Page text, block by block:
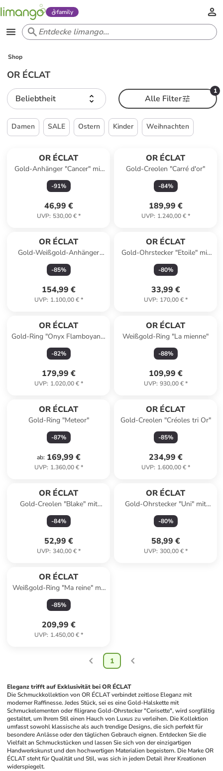
family
Shop
OR ÉCLAT
Beliebtheit
1
Alle Filter
Damen SALE Ostern Kinder Weihnachten
OR ÉCLAT
Gold-Anhänger "Cancer" mit
Edelsteinen
-91%
46,99 €
UVP: 530,00 €*
OR ÉCLAT
Gold-Creolen "Carré d'or"
-84%
189,99 €
UVP: 1.240,00 €*
OR ÉCLAT
Gold-Weißgold-Anhänger
"Rose dentelle"
-85%
154,99 €
UVP: 1.100,00 €*
OR ÉCLAT
Gold-Ohrstecker "Etoile" mit
Edelsteinen
-80%
33,99 €
UVP: 170,00 €*
OR ÉCLAT
Gold-Ring "Onyx Flamboyant"
mit Edelstein
-82%
179,99 €
UVP: 1.020,00 €*
OR ÉCLAT
Weißgold-Ring "La mienne"
-88%
109,99 €
UVP: 930,00 €*
OR ÉCLAT
Gold-Ring "Meteor"
-87%
ab: 169,99 €
UVP: 1.360,00 €*
OR ÉCLAT
Gold-Creolen "Créoles tri Or"
-85%
234,99 €
UVP: 1.600,00 €*
OR ÉCLAT
Gold-Creolen "Blake" mit
Edelsteinen
-84%
52,99 €
UVP: 340,00 €*
OR ÉCLAT
Gold-Ohrstecker "Uni" mit
Perlen
-80%
58,99 €
UVP: 300,00 €*
OR ÉCLAT
Weißgold-Ring "Ma reine" mit
Edelsteinen
-85%
209,99 €
UVP: 1.450,00 €*
1
Eleganz trifft auf Exklusivität bei OR ÉCLAT
Die Schmuckkollektion von OR ÉCLAT verbindet zeitlose Eleganz mit
moderner Raffinesse. Jedes Stück, sei es eine Gold-Halskette mit
Schmuckelementen oder filigrane Gold-Ohrstecker "Cerisette", wird sorgfältig
gestaltet, um Ihrem Stil einen Hauch von Luxus zu verleihen. Die Kollektion
umfasst sowohl klassische als auch trendige Designs, die sich perfekt für
besondere Anlässe oder den täglichen Gebrauch eignen. Entdecken Sie die
Vielfalt an Schmuckstücken und lassen Sie sich von der einzigartigen
Handwerkskunst und den hochwertigen Materialien begeistern. Die Marke OR
ÉCLAT steht für Qualität und Stil, was sich in jedem Detail ihrer Kreationen
widerspiegelt.